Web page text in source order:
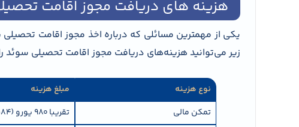
هزینه های دریافت مجوز اقامت
یکی از مهمترین مسائلی که درباره اخذ مجوز اقامت
زیر می‌توانید هزینه‌های دریافت مجوز اقامت تحصیلی سوئد
نوع هزینه
مبلغ هزینه
تمکن مالی
تقریبا 980 یورو (10584 کرون سوئد) در ماه